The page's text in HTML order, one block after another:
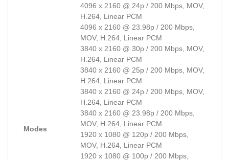
Modes
4096 x 2160 @ 24p / 200 Mbps, MOV,
H.264, Linear PCM
4096 x 2160 @ 23.98p / 200 Mbps,
MOV, H.264, Linear PCM
3840 x 2160 @ 30p / 200 Mbps, MOV,
H.264, Linear PCM
3840 x 2160 @ 25p / 200 Mbps, MOV,
H.264, Linear PCM
3840 x 2160 @ 24p / 200 Mbps, MOV,
H.264, Linear PCM
3840 x 2160 @ 23.98p / 200 Mbps,
MOV, H.264, Linear PCM
1920 x 1080 @ 120p / 200 Mbps,
MOV, H.264, Linear PCM
1920 x 1080 @ 100p / 200 Mbps,